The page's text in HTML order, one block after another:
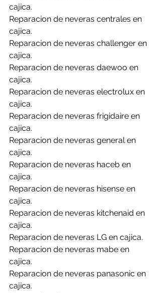
cajica.
Reparacion de neveras centrales en
cajica.
Reparacion de neveras challenger en
cajica.
Reparacion de neveras daewoo en
cajica.
Reparacion de neveras electrolux en
cajica.
Reparacion de neveras frigidaire en
cajica.
Reparacion de neveras general en
cajica.
Reparacion de neveras haceb en
cajica.
Reparacion de neveras hisense en
cajica.
Reparacion de neveras kitchenaid en
cajica.
Reparacion de neveras LG en cajica.
Reparacion de neveras mabe en
cajica.
Reparacion de neveras panasonic en
cajica.